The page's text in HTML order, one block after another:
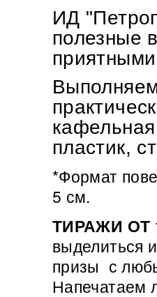
ИД
полезные
пластик,
*Формат
5 см.
ТИРАЖИ ОТ
выделиться
призы с
Напечатаем